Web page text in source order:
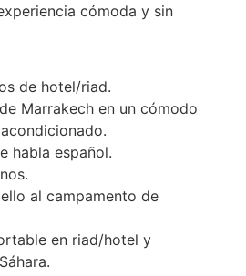
cómoda y sin
de hotel/riad.
Marrakech en un cómodo
habla español.
al campamento de
en riad/hotel y